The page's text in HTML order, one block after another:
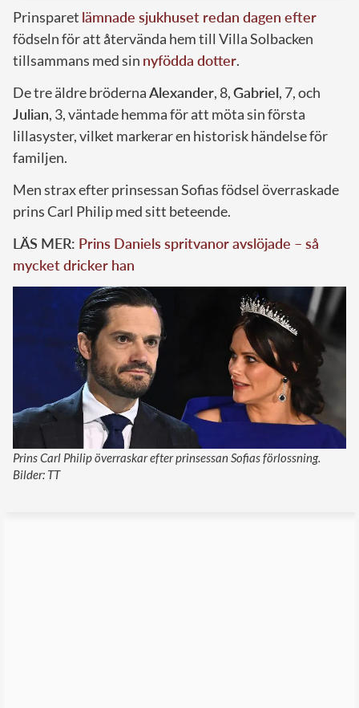
Prinsparet lämnade sjukhuset redan dagen efter
födseln för att återvända hem till Villa Solbacken
tillsammans med sin nyfödda dotter.
De tre äldre brödernaAlexander, 8,Gabriel, 7, och
Julian, 3, väntade hemma för att möta sin första
lillasyster, vilket markerar en historisk händelse för
familjen.
Men strax efter prinsessan Sofias födsel överraskade
prins Carl Philip med sitt beteende.
LÄS MER: Prins Daniels spritvanor avslöjade – så
mycket dricker han
Prins Carl Philip överraskar efter prinsessan Sofias förlossning.
Bilder: TT